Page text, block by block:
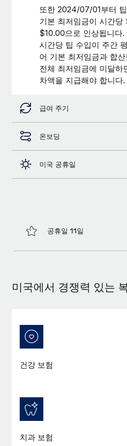
또한 2024/07/01부터
기본 최저임금이 시간당
$10.00으로 인상됩니다.
시간당 팁 수입이 주간
어 기본 최저임금과 합산
전체 최저임금에 미달하
차액을 지급해야 합니다.
급여 주기
온보딩
미국 공휴일
공휴일 11일
미국에서 경쟁력 있는
건강 보험
치과 보험